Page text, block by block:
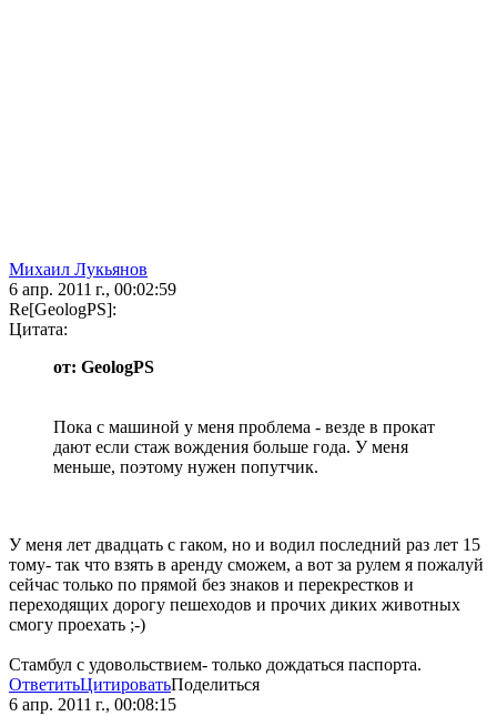
Михаил Лукьянов
6 апр. 2011 г., 00:02:59
Re[GeologPS]:
Цитата:
от: GeologPS
Пока с машиной у меня проблема - везде в прокат
дают если стаж вождения больше года. У меня
меньше, поэтому нужен попутчик.
У меня лет двадцать с гаком, но и водил последний раз лет 15
тому- так что взять в аренду сможем, а вот за рулем я пожалуй
сейчас только по прямой без знаков и перекрестков и
переходящих дорогу пешеходов и прочих диких животных
смогу проехать ;-)
Стамбул с удовольствием- только дождаться паспорта.
ОтветитьЦитироватьПоделиться
6 апр. 2011 г., 00:08:15